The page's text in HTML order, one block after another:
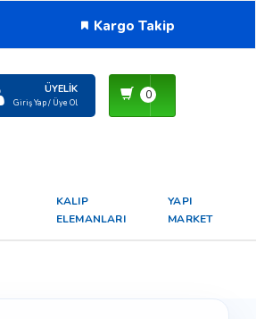
Kargo Takip
0
ÜYELIK
Giriş Yap / Üye Ol
KALIP
ELEMANLARI
YAPI
MARKET